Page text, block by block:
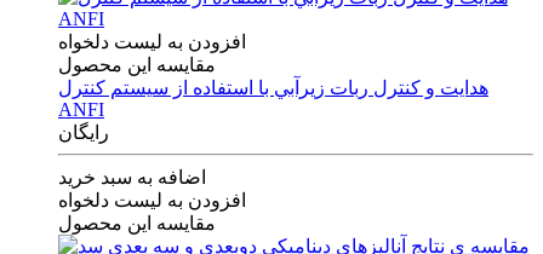
افزودن به لیست دلخواه
مقایسه این محصول
هدايت و كنترل ربات زيرآبي با استفاده از سيستم كنترل
ANFI
رایگان
اضافه به سبد خرید
افزودن به لیست دلخواه
مقایسه این محصول